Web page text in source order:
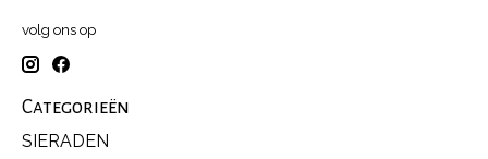
volg ons op
Categorieën
SIERADEN